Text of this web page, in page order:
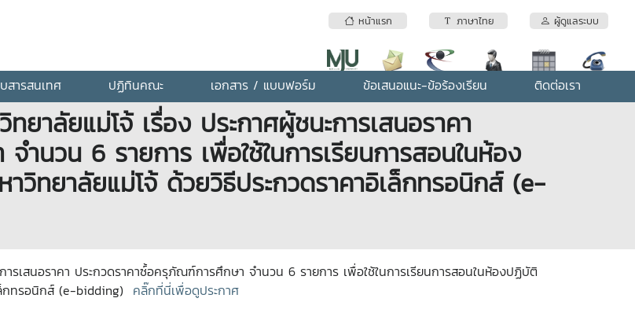
หน้าแรก ภาษาไทย ผู้ดูแลระบบ
สารสนเทศ ปฏิทินคณะ เอกสาร / แบบฟอร์ม ข้อเสนอแนะ-ข้อร้องเรียน ติดต่อเรา
าลัยแม่โจ้ เรื่อง ประกาศผู้ชนะการเสนอราคา
นวน 6 รายการ เพื่อใช้ในการเรียนการสอนในห้อง
ทยาลัยแม่โจ้ ด้วยวิธีประกวดราคาอิเล็กทรอนิกส์ (e-
รเสนอราคา ประกวดราคาซ์้อครุภัณฑ์การศึกษา จำนวน 6 รายการ เพื่อใช้ในการเรียนการสอนในห้องปฏิบัติ
กทรอนิกส์ (e-bidding) คลิ๊กที่นี่เพื่อดูประกาศ